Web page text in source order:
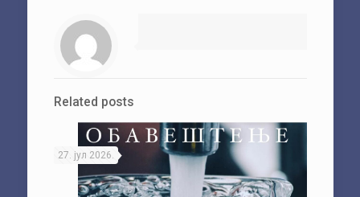
Related posts
27. јул 2026.